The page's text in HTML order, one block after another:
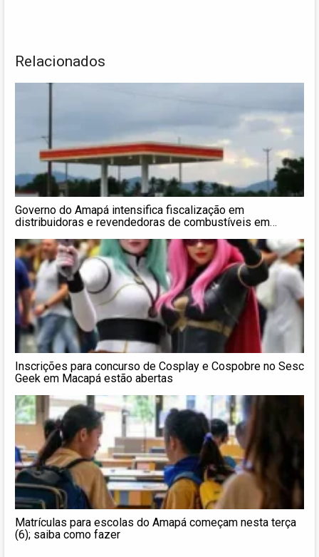
Relacionados
Governo do Amapá intensifica fiscalização em
distribuidoras e revendedoras de combustíveis em
Inscrições para concurso de Cosplay e Cospobre no Sesc
Geek em Macapá estão abertas
Matrículas para escolas do Amapá começam nesta terça
(6); saiba como fazer